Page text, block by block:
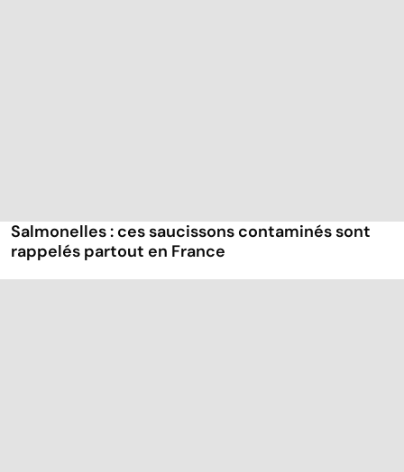
Salmonelles : ces saucissons contaminés sont
rappelés partout en France